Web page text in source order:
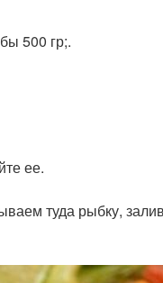
500 гр;.
ее.
туда рыбку,